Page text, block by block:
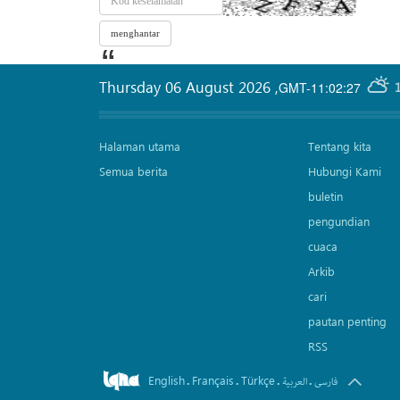
GMT-11:02:27
Thursday 06 August 2026 ,
Halaman utama
Semua berita
Tentang kita
Hubungi Kami
buletin
pengundian
cuaca
Arkib
cari
pautan penting
RSS
English. Français.Türkçe. العربیة.فارسی